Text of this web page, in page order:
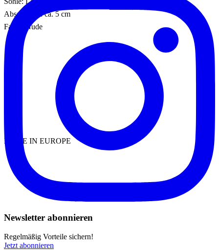
Absatzhöhe: ca. 5 cm
Farbe: Nude
MADE IN EUROPE
Newsletter abonnieren
Regelmäßig Vorteile sichern!
Jetzt abonnieren